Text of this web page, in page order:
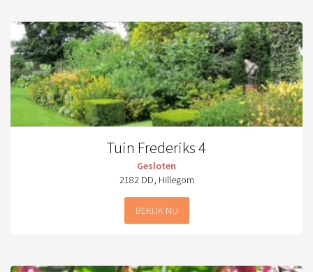
Tuin Frederiks 4
Gesloten
2182 DD, Hillegom
BEKIJK NU